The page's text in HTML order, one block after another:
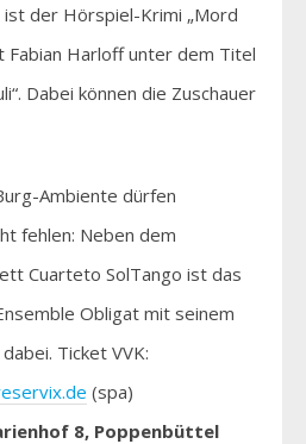
der Hörspiel-Krimi „Mord
Fabian Harloff unter dem Titel
Dabei können die Zuschauer
Ambiente dürfen
fehlen: Neben dem
Cuarteto SolTango ist das
Obligat mit seinem
Ticket VVK:
(spa)
8, Poppenbüttel